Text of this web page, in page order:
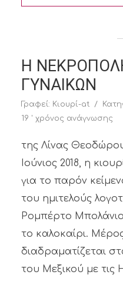
Η
ΓΥΝΑΙΚΩΝ
Γραφεί: Κιουρί-at
19 ' χρόνος ανάγνωσης
της Λίνας
Ιούνιος 2018, η
για το παρόν
του ημιτελούς
Ρομπέρτο Μπολάνιο
το καλοκαίρι.
διαδραματίζεται
του Μεξικού με τις